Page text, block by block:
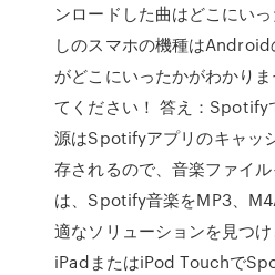
ンロードした曲はどこにい
しのスマホの機種は
がどこにいったかがわかり
てください！ 答え：Spotify
源はSpotifyアプリのキャッ
存されるので、音楽ファイ
は、Spotify音楽をMP3、
適なソリューションを見つけ
iPadまたはiPod Touchで